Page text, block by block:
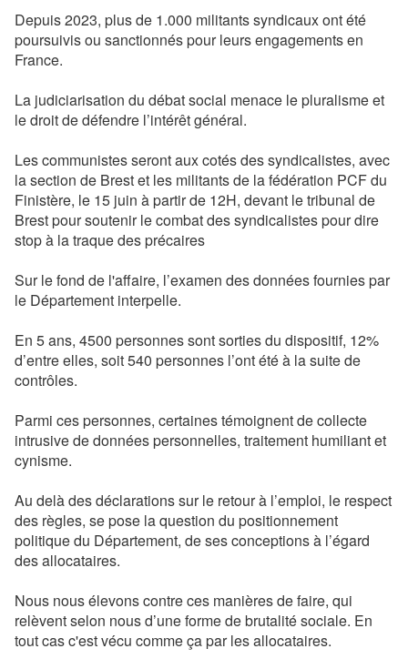
Depuis 2023, plus de 1.000 militants syndicaux ont été
poursuivis ou sanctionnés pour leurs engagements en
France.
La judiciarisation du débat social menace le pluralisme et
le droit de défendre l’intérêt général.
Les communistes seront aux cotés des syndicalistes, avec
la section de Brest et les militants de la fédération PCF du
Finistère, le 15 juin à partir de 12H, devant le tribunal de
Brest pour soutenir le combat des syndicalistes pour dire
stop à la traque des précaires
Sur le fond de l'affaire, l’examen des données fournies par
le Département interpelle.
En 5 ans, 4500 personnes sont sorties du dispositif, 12%
d’entre elles, soit 540 personnes l’ont été à la suite de
contrôles.
Parmi ces personnes, certaines témoignent de collecte
intrusive de données personnelles, traitement humiliant et
cynisme.
Au delà des déclarations sur le retour à l’emploi, le respect
des règles, se pose la question du positionnement
politique du Département, de ses conceptions à l’égard
des allocataires.
Nous nous élevons contre ces manières de faire, qui
relèvent selon nous d’une forme de brutalité sociale. En
tout cas c'est vécu comme ça par les allocataires.